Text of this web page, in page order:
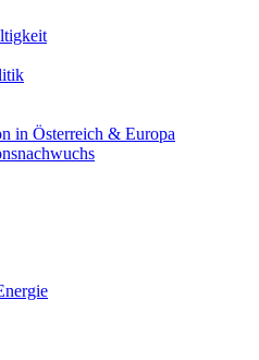
in Österreich & Europa